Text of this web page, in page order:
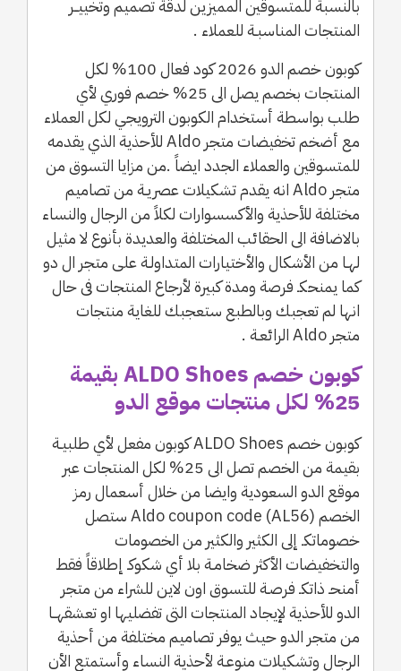
بالنسبة للمتسوقين المميزين لدقة تصميم وتخييــر
المنتجات المناسبـة للعملاء .
كوبون خصم الدو 2026 كود فعال 100% لكل
المنتجات بخصم يصل الى 25% خصم فوري لأي
طلب بواسطة أستخدام الكوبون الترويجي لكل العملاء
مع أضخم تخفيضات متجر Aldo للأحذية الذي يقدمه
للمتسوقين والعملاء الجدد ايضاً .من مزايا التسوق من
متجر Aldo انه يقدم تشكيلات عصريـة من تصاميم
مختلفة للأحذية والأكسسوارات لكلاً من الرجال والنساء
بالاضافة الى الحقائب المختلفة والعديدة بأنوع لا مثيل
لهـا من الأشكال والأختيارات المتداولـة على متجر ال دو
كما يمنحكـ فرصة ومدة كبيرة لأرجاع المنتجات فى حال
انها لم تعجبك وبالطبع ستعجبك للغاية منتجات
متجر Aldo الرائعـة .
كوبون خصم ALDO Shoes بقيمة
25% لكل منتجات موقع الدو
كوبون خصم ALDO Shoes كوبون مفعل لأي طلبيـة
بقيمة من الخصم تصل الى 25% لكل المنتجات عبر
موقع الدو السعودية وايضا من خلال أسعمال رمز
الخصم Aldo coupon code (AL56) ستصل
خصوماتكـ إلى الكثير والكثير من الخصومات
والتخفيضات الأكثر ضخامـة بلا أي شكوكـ إطلاقاً فقط
أمنحـ ذاتكـ فرصـة للتسوق اون لاين للشراء من متجر
الدو للأحذية لإيجاد المنتجات التى تفضليها او تعشقهــا
من متجر الدو حيث يوفر تصاميم مختلفة من أحذية
الرجال وتشكيلات منوعـة لأحذية النساء وأستمتع الأن